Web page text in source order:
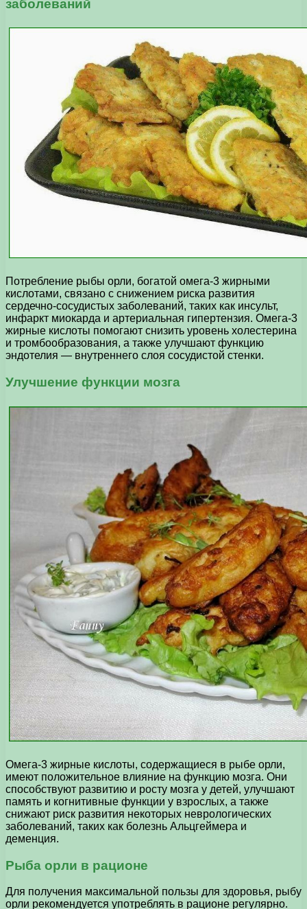
заболеваний
Потребление рыбы орли, богатой омега-3 жирными
кислотами, связано с снижением риска развития
сердечно-сосудистых заболеваний, таких как инсульт,
инфаркт миокарда и артериальная гипертензия. Омега-3
жирные кислоты помогают снизить уровень холестерина
и тромбообразования, а также улучшают функцию
эндотелия — внутреннего слоя сосудистой стенки.
Улучшение функции мозга
Омега-3 жирные кислоты, содержащиеся в рыбе орли,
имеют положительное влияние на функцию мозга. Они
способствуют развитию и росту мозга у детей, улучшают
память и когнитивные функции у взрослых, а также
снижают риск развития некоторых неврологических
заболеваний, таких как болезнь Альцгеймера и
деменция.
Рыба орли в рационе
Для получения максимальной пользы для здоровья, рыбу
орли рекомендуется употреблять в рационе регулярно.